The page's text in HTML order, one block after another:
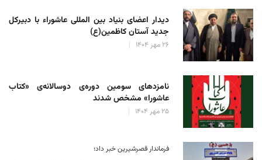
دیدار اعضای بنیاد بین المللی عاشوراء با دبیرکل
جدید آستان کاظمین(ع)
۲۶ مهر ۱۴۰۴
نامزدهای سومین دوره‌ی دوسالانه‌ی «کتاب
عاشورا» مشخص شدند
۲۵ مهر ۱۴۰۴
فرماندار قصرشیرین خبر داد؛